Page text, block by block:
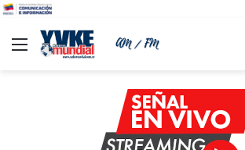
Menu